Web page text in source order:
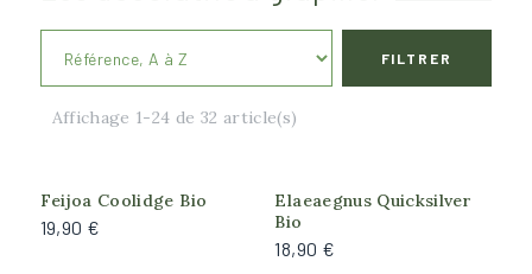
Catégories
Arbousier
Fuchsia et Feijoa
Myrte
Neflier et Merisier à Grappe
FILTRER
Affichage 1-24 de 32 article(s)
Feijoa Coolidge Bio
19,90 €
Elaeaegnus Quicksilver
Bio
18,90 €